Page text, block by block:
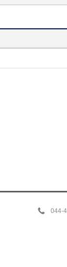
044-